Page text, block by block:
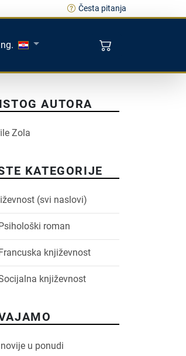
Česta pitanja
AUTORA
Zola
KATEGORIJE
(svi naslovi)
roman
književnost
književnost
u ponudi